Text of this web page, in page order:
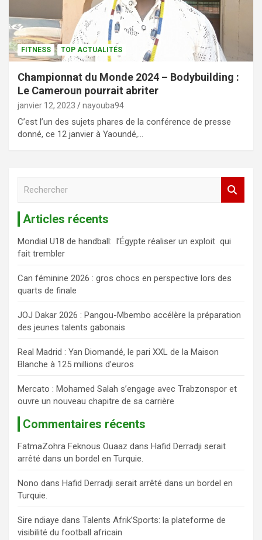
FITNESS TOP ACTUALITÉS
Championnat du Monde 2024 – Bodybuilding :
Le Cameroun pourrait abriter
janvier 12, 2023 nayouba94
C’est l’un des sujets phares de la conférence de presse
donné, ce 12 janvier à Yaoundé,…
r
c
e
r
Articles récents
Mondial U18 de handball: l’Égypte réaliser un exploit qui
fait trembler
Can féminine 2026 : gros chocs en perspective lors des
quarts de finale
JOJ Dakar 2026 : Pangou-Mbembo accélère la préparation
des jeunes talents gabonais
Real Madrid : Yan Diomandé, le pari XXL de la Maison
Blanche à 125 millions d’euros
Mercato : Mohamed Salah s’engage avec Trabzonspor et
ouvre un nouveau chapitre de sa carrière
Commentaires récents
FatmaZohra Feknous Ouaaz dans Hafid Derradji serait
arrêté dans un bordel en Turquie.
Nono dans Hafid Derradji serait arrêté dans un bordel en
Turquie.
Sire ndiaye dans Talents Afrik’Sports: la plateforme de
visibilité du football africain